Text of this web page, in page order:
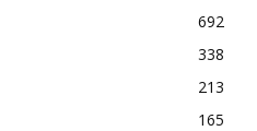
692
338
213
165